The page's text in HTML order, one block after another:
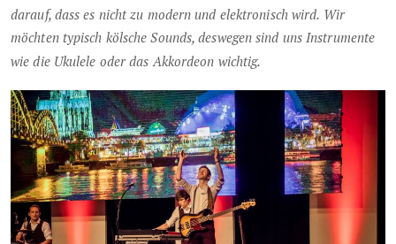
darauf, dass es nicht zu modern und elektronisch wird. Wir
möchten typisch kölsche Sounds, deswegen sind uns Instrumente
wie die Ukulele oder das Akkordeon wichtig.